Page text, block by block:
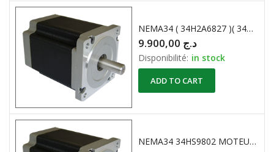
NEMA34 ( 34H2A6827 )( 34H2A6803 ) Stepper Motors -86mm(1.8 degree)
د.ج
Disponibilité: in stock
ADD TO CART
NEMA34 34HS9802 MOTEUR PAS A PAS 34 HS 2 PHASES 2,4mH 86mm(1.8 degree)